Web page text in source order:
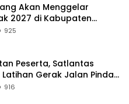
Akan Menggelar
2027 di Kabupaten
925
Peserta, Satlantas
Gerak Jalan Pindah
916